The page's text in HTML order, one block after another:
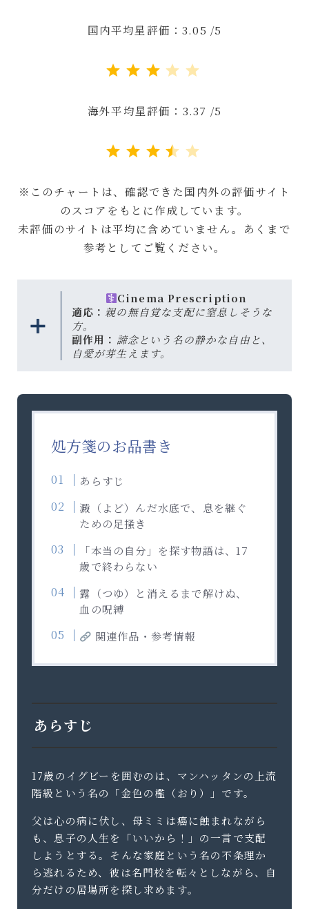
国内平均星評価：3.05 /5
海外平均星評価：3.37 /5
※このチャートは、確認できた国内外の評価サイト
のスコアをもとに作成しています。
未評価のサイトは平均に含めていません。あくまで
参考としてご覧ください。
Cinema Prescription
適応： 親の無自覚な支配に窒息しそうな
方。
副作用： 諦念という名の静かな自由と、
自愛が芽生えます。
処方箋のお品書き
あらすじ
澱（よど）んだ水底で、息を継ぐ
ための足掻き
「本当の自分」を探す物語は、17
歳で終わらない
露（つゆ）と消えるまで解けぬ、
血の呪縛
関連作品・参考情報
あらすじ
17歳のイグビーを囲むのは、マンハッタンの上流
階級という名の「金色の檻（おり）」です。
父は心の病に伏し、母ミミは癌に蝕まれながら
も、息子の人生を「いいから！」の一言で支配
しようとする。そんな家庭という名の不条理か
ら逃れるため、彼は名門校を転々としながら、自
分だけの居場所を探し求めます。